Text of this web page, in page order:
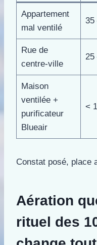
Appartement
mal ventilé
35
Rue de
centre-ville
25
Maison
ventilée +
purificateur
Blueair
<
Constat posé, place
Aération
rituel des